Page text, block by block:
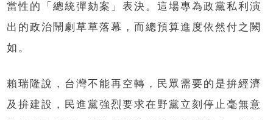
當性的「總統彈劾案」表決。這場專為政黨私利演
出的政治鬧劇草草落幕，而總預算進度依然付之闕
如。
賴瑞隆說，台灣不能再空轉，民眾需要的是拚經濟
及拚建設，民進黨強烈要求在野黨立刻停止毫無意